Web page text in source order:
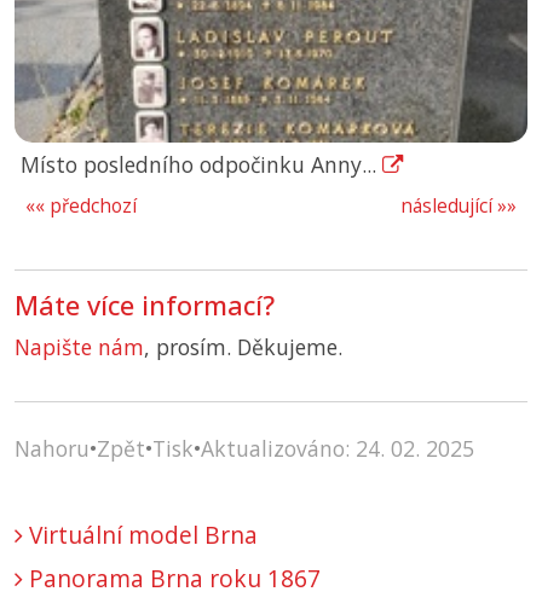
Místo posledního odpočinku Anny...
následující »»
«« předchozí
Máte více informací?
Napište nám, prosím. Děkujeme.
Nahoru•Zpět•Tisk•Aktualizováno: 24. 02. 2025
Virtuální model Brna
Panorama Brna roku 1867